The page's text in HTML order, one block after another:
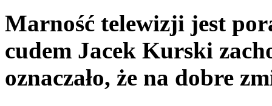
Marność telewizji jest
cudem Jacek Kurski
oznaczało, że na dobre